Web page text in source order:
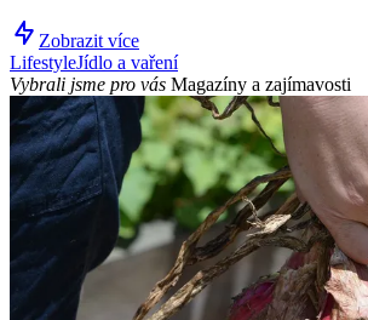
Zobrazit více
LifestyleJídlo a vaření
Vybrali jsme pro vás Magazíny a zajímavosti